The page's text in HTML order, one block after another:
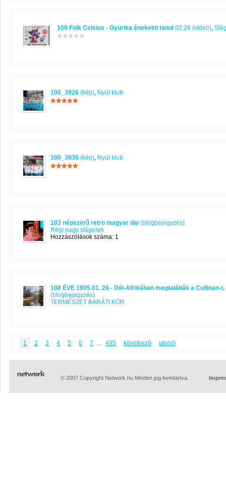
100 Folk Celsius - Gyurika énekelni tanul 03:26 (videó),
100_3926 (kép), Nyúl klub
100_3930 (kép), Nyúl klub
103 népszerű retro magyar dal (blogbejegyzés)
Régi nagy slágerek
Hozzászólások száma: 1
108 ÉVE 1905.01. 26 - Dél-Afrikában megtalálták a Cullinan-
(blogbejegyzés)
TERMÉSZET BARÁTI KÖR
1 2 3 4 5 6 7 ... 495 következő utolsó
© 2007 Copyright Network.hu Minden jog fenntartva.